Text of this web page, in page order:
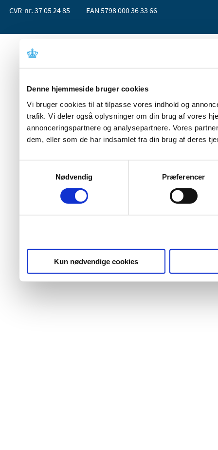
Denne hjemmeside bruger cookies
Vi bruger cookies til at tilpasse vores indhold og
trafik. Vi deler også oplysninger om din brug af vores
annonceringspartnere og analysepartnere. Vores
dem, eller som de har indsamlet fra din brug af deres
Nødvendig
Præferencer
Kun nødvendige cookies
CVR-nr. 37 05 24 85 EAN 5798 000 36 33 66